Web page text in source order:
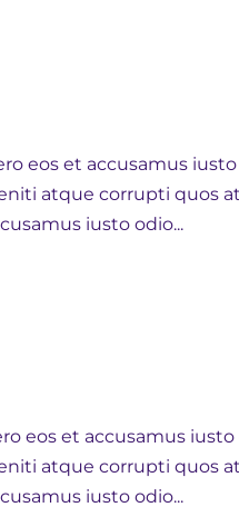
eos et accusamus
atque corrupti quos
iusto odio...
eos et accusamus
atque corrupti quos
iusto odio...